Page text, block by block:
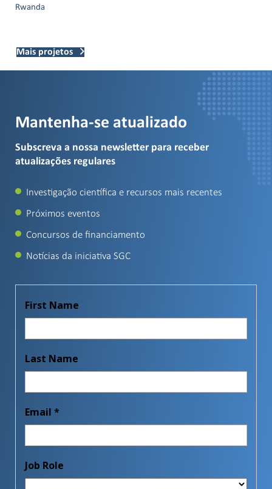
Rwanda
Mais projetos
Mantenha-se atualizado
Subscreva a nossa newsletter para receber
atualizações regulares
Investigação científica e recursos mais recentes
Próximos eventos
Concursos de financiamento
Notícias da iniciativa SGC